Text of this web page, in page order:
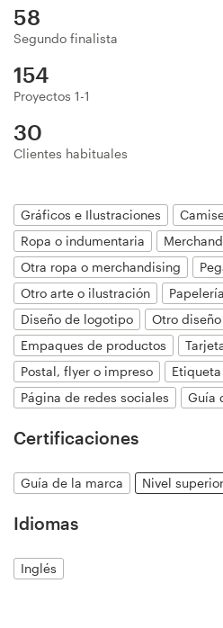
58
Segundo finalista
154
Proyectos 1-1
30
Clientes habituales
Gráficos e Ilustraciones
Ropa o indumentaria
Otra ropa o merchandising
Otro arte o ilustración
Papelería
Diseño de logotipo
Otro
Empaques de productos
Postal, flyer o impreso
Página de redes sociales
Guía
Certificaciones
Guía de la marca Nivel superior
Idiomas
Inglés
99designs Pro
Obtenga
un
diseño
Diseño de logotipo
Tarjeta de presentación
Diseño de páginas web
Guía de la marca
Explorar todas las categorías
Soporte
+1 877 513 9415
Centro de ayuda